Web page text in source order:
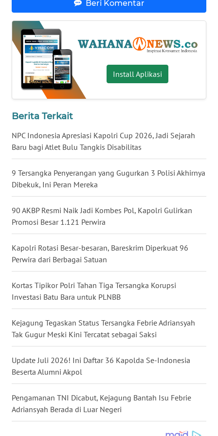
Beri Komentar
Install Aplikasi
Berita Terkait
NPC Indonesia Apresiasi Kapolri Cup 2026, Jadi Sejarah
Baru bagi Atlet Bulu Tangkis Disabilitas
9 Tersangka Penyerangan yang Gugurkan 3 Polisi Akhirnya
Dibekuk, Ini Peran Mereka
90 AKBP Resmi Naik Jadi Kombes Pol, Kapolri Gulirkan
Promosi Besar 1.121 Perwira
Kapolri Rotasi Besar-besaran, Bareskrim Diperkuat 96
Perwira dari Berbagai Satuan
Kortas Tipikor Polri Tahan Tiga Tersangka Korupsi
Investasi Batu Bara untuk PLNBB
Kejagung Tegaskan Status Tersangka Febrie Adriansyah
Tak Gugur Meski Kini Tercatat sebagai Saksi
Update Juli 2026! Ini Daftar 36 Kapolda Se-Indonesia
Beserta Alumni Akpol
Pengamanan TNI Dicabut, Kejagung Bantah Isu Febrie
Adriansyah Berada di Luar Negeri
WN
WN
SUMBAR
WN
WN
BENGKULU
WN
LAMPUNG
WN
WN
WN
BALI
WN
KALBAR
WN
KALTENG